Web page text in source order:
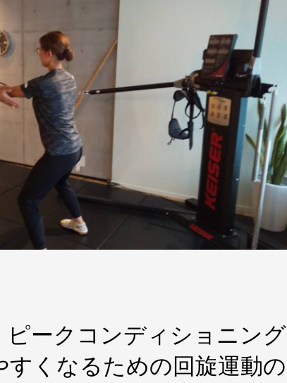
ークコンディショニング
くなるための回旋運動の